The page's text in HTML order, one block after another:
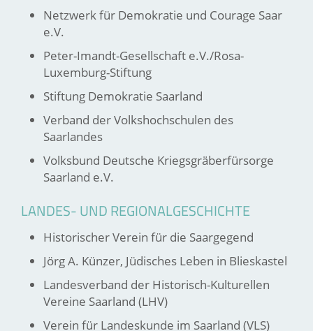
Netzwerk für Demokratie und Courage Saar
e.V.
Peter-Imandt-Gesellschaft e.V./Rosa-
Luxemburg-Stiftung
Stiftung Demokratie Saarland
Verband der Volkshochschulen des
Saarlandes
Volksbund Deutsche Kriegsgräberfürsorge
Saarland e.V.
LANDES- UND REGIONALGESCHICHTE
Historischer Verein für die Saargegend
Jörg A. Künzer, Jüdisches Leben in Blieskastel
Landesverband der Historisch-Kulturellen
Vereine Saarland (LHV)
Verein für Landeskunde im Saarland (VLS)